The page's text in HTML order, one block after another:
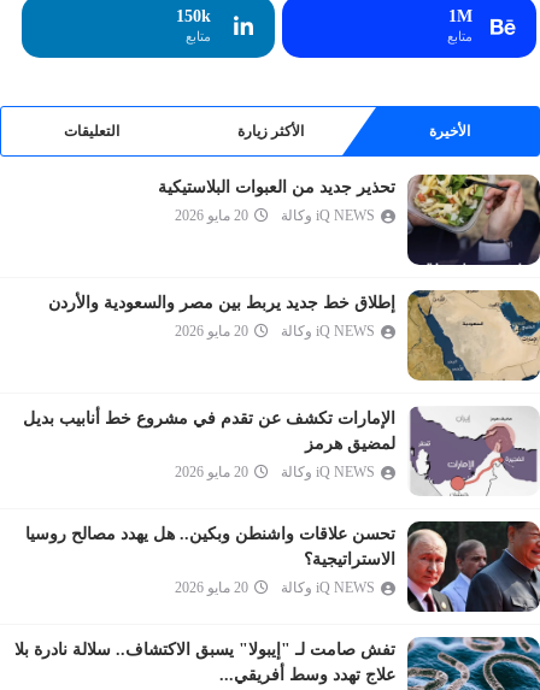
الإسراء
الكهف
الأنبياء
الحج
المؤمنون
النور
الفرقان
الشعراء
النمل
القصص
العنكبوت
الروم
السجدة
الأحزاب
فاطر
1M
متابع
150k
متابع
الأخيرة الأكثر زيارة التعليقات
تحذير جديد من العبوات البلاستيكية
iQ NEWS وكالة 20 مايو 2026
إطلاق خط جديد يربط بين مصر والسعودية والأردن
iQ NEWS وكالة 20 مايو 2026
الإمارات تكشف عن تقدم في مشروع خط أنابيب بديل
لمضيق هرمز
iQ NEWS وكالة 20 مايو 2026
تحسن علاقات واشنطن وبكين.. هل يهدد مصالح روسيا
الاستراتيجية؟
iQ NEWS وكالة 20 مايو 2026
تفش صامت لـ "إيبولا" يسبق الاكتشاف.. سلالة نادرة بلا
علاج تهدد وسط أفريقي...